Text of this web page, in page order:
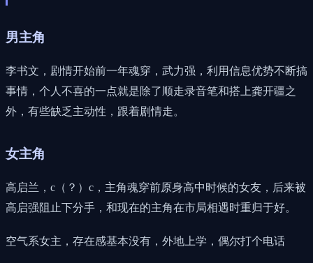
男主角
李书文，剧情开始前一年魂穿，武力强，利用信息优势不断搞
事情，个人不喜的一点就是除了顺走录音笔和搭上龚开疆之
外，有些缺乏主动性，跟着剧情走。
女主角
高启兰，c（？）c，主角魂穿前原身高中时候的女友，后来被
高启强阻止下分手，和现在的主角在市局相遇时重归于好。
空气系女主，存在感基本没有，外地上学，偶尔打个电话